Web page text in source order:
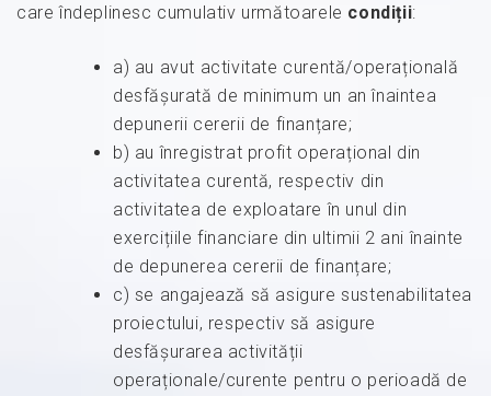
care îndeplinesc cumulativ următoarele condiții:
a) au avut activitate curentă/operațională
desfășurată de minimum un an înaintea
depunerii cererii de finanțare;
b) au înregistrat profit operațional din
activitatea curentă, respectiv din
activitatea de exploatare în unul din
exercițiile financiare din ultimii 2 ani înainte
de depunerea cererii de finanțare;
c) se angajează să asigure sustenabilitatea
proiectului, respectiv să asigure
desfășurarea activității
operaționale/curente pentru o perioadă de